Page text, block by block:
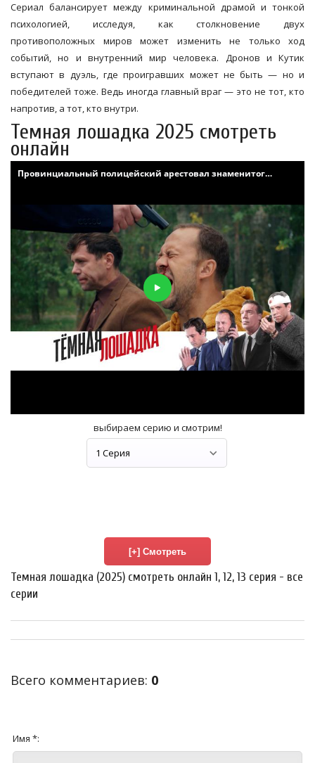
Сериал балансирует между криминальной драмой и тонкой
психологией, исследуя, как столкновение двух
противоположных миров может изменить не только ход
событий, но и внутренний мир человека. Дронов и Кутик
вступают в дуэль, где проигравших может не быть — но и
победителей тоже. Ведь иногда главный враг — это не тот, кто
напротив, а тот, кто внутри.
Темная лошадка 2025 смотреть
онлайн
выбираем серию и смотрим!
Темная лошадка (2025) смотреть онлайн 1, 12, 13 серия - все
серии
Всего комментариев: 0
Имя *: